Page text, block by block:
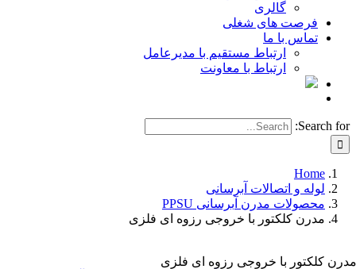
گالری
فرصت های شغلی
تماس با ما
ارتباط مستقیم با مدیرعامل
ارتباط با معاونت
Search for:
Home
لوله و اتصالات آبرسانی
محصولات مدرن آبرسانی PPSU
مدرن کلکتور با خروجی رزوه ای فلزی
کلکتور با خروجی رزوه ای فلزی